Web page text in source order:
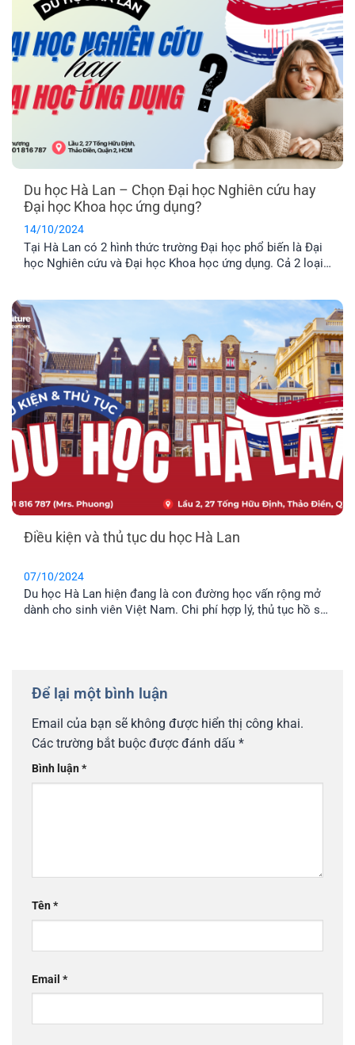
Du học Hà Lan – Chọn Đại học Nghiên cứu hay
Đại học Khoa học ứng dụng?
14/10/2024
Tại Hà Lan có 2 hình thức trường Đại học phổ biến là Đại
học Nghiên cứu và Đại học Khoa học ứng dụng. Cả 2 loại
nào? Hãy để EFP phân tích qua bài viết dưới đây để giúp
các bạn có cái nhìn khách quan nhất nhé!
Điều kiện và thủ tục du học Hà Lan
07/10/2024
Du học Hà Lan hiện đang là con đường học vấn rộng mở
dành cho sinh viên Việt Nam. Chi phí hợp lý, thủ tục hồ sơ
Để lại một bình luận
Email của bạn sẽ không được hiển thị công khai.
Các trường bắt buộc được đánh dấu *
Bình luận*
Tên*
Email *